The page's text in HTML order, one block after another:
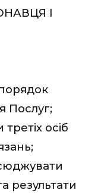
І
Послуг;
осіб
результати